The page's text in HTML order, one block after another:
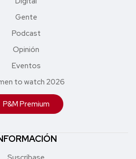
Gente
Podcast
Opinión
Eventos
to watch 2026
P&M Premium